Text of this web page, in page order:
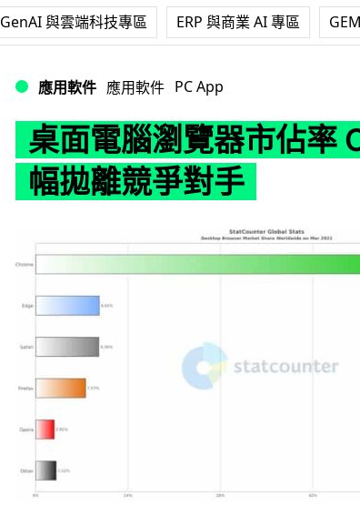
GenAI 與雲端科技專區 ERP 與商業 AI 專區
應用軟件 應用軟件 PC App
桌面電腦瀏覽器市佔率
幅拋離競爭對手